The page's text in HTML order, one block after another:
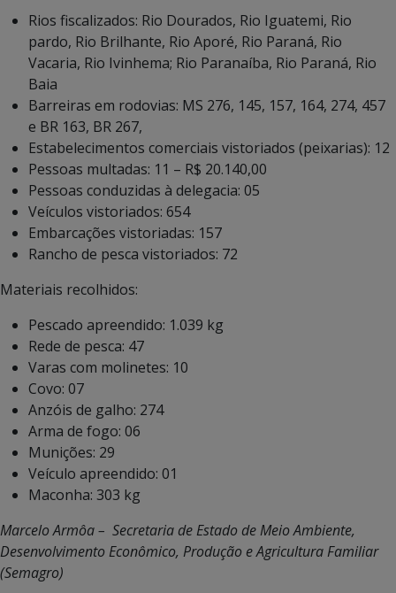
Rios fiscalizados: Rio Dourados, Rio Iguatemi, Rio
pardo, Rio Brilhante, Rio Aporé, Rio Paraná, Rio
Vacaria, Rio Ivinhema; Rio Paranaíba, Rio Paraná, Rio
Baia
Barreiras em rodovias: MS 276, 145, 157, 164, 274, 457
e BR 163, BR 267,
Estabelecimentos comerciais vistoriados (peixarias): 12
Pessoas multadas: 11 – R$ 20.140,00
Pessoas conduzidas à delegacia: 05
Veículos vistoriados: 654
Embarcações vistoriadas: 157
Rancho de pesca vistoriados: 72
Materiais recolhidos:
Pescado apreendido: 1.039 kg
Rede de pesca: 47
Varas com molinetes: 10
Covo: 07
Anzóis de galho: 274
Arma de fogo: 06
Munições: 29
Veículo apreendido: 01
Maconha: 303 kg
Marcelo Armôa – Secretaria de Estado de Meio Ambiente,
Desenvolvimento Econômico, Produção e Agricultura Familiar
(Semagro)